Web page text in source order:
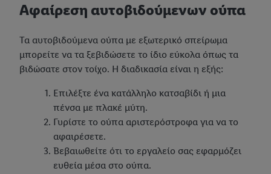
Αφαίρεση αυτοβιδούμενων ούπα
Τα αυτοβιδούμενα ούπα με εξωτερικό σπείρωμα
μπορείτε να τα ξεβιδώσετε το ίδιο εύκολα όπως τα
βιδώσατε στον τοίχο. Η διαδικασία είναι η εξής:
Επιλέξτε ένα κατάλληλο κατσαβίδι ή μια
πένσα με πλακέ μύτη.
Γυρίστε το ούπα αριστερόστροφα για να το
αφαιρέσετε.
Βεβαιωθείτε ότι το εργαλείο σας εφαρμόζει
ευθεία μέσα στο ούπα.